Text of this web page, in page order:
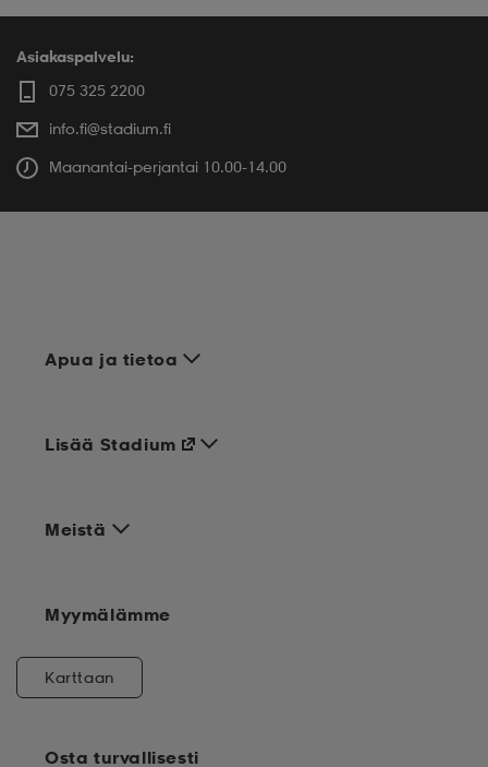
Asiakaspalvelu:
075 325 2200
info.fi@stadium.fi
Maanantai-perjantai 10.00-14.00
Apua ja tietoa
Meistä
Osta turvallisesti
Lisää Stadium
Myymälämme
Karttaan